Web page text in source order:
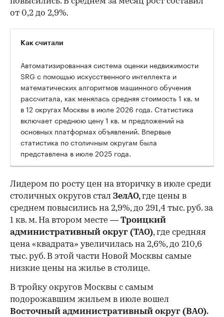
от 0,2 до 2,9%.
Как считали
Автоматизированная система оценки недвижимости
SRG с помощью искусственного интеллекта и
математических алгоритмов машинного обучения
рассчитала, как менялась средняя стоимость 1 кв. м
в 12 округах Москвы в июле 2026 года. Статистика
включает среднюю цену 1 кв. м предложений на
основных платформах объявлений. Впервые
статистика по столичным округам была
представлена в июле 2025 года.
Лидером по росту цен на вторичку в июле среди
столичных округов стал ЗелАО,где цены в
среднем повысились на 2,9%, до 291,4 тыс. руб. за
1 кв. м. На втором месте — Троицкий
административный округ (ТАО), где средняя
цена «квадрата» увеличилась на 2,6%, до 210,6
тыс. руб. В этой части Новой Москвы самые
низкие цены на жилье в столице.
В тройку округов Москвы с самым
подорожавшим жильем в июле вошел
Восточный административный округ (ВАО).